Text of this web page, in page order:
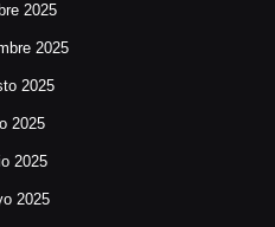
2025
2025
2025
2025
2025
2025